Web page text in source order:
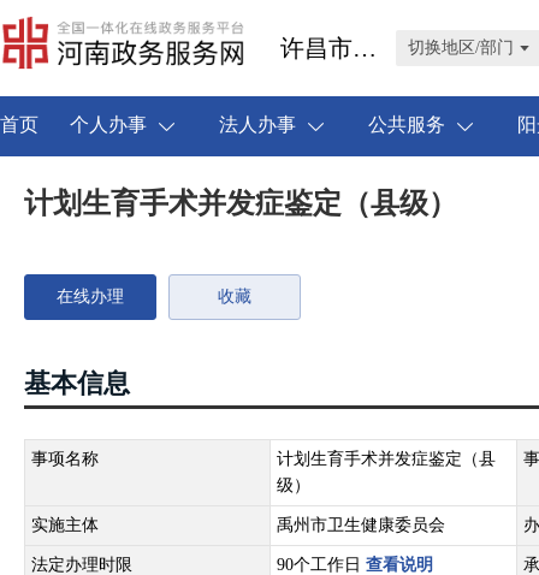
许昌市禹州市 切换地区/部门
首页 个人办事 法人办事 公共服务
计划生育手术并发症鉴定（县级）
在线办理 收藏
基本信息
事项名称
计划生育手术并发症鉴定（县
级）
实施主体 禹州市卫生健康委员会
法定办理时限 90个工作日 查看说明